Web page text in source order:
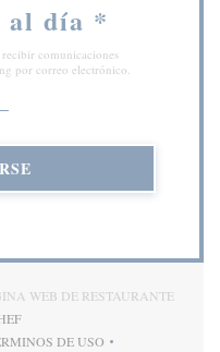
al día *
comunicaciones
por correo electrónico.
WEB DE RESTAURANTE
((ABRE EN UNA NUEVA
DE USO